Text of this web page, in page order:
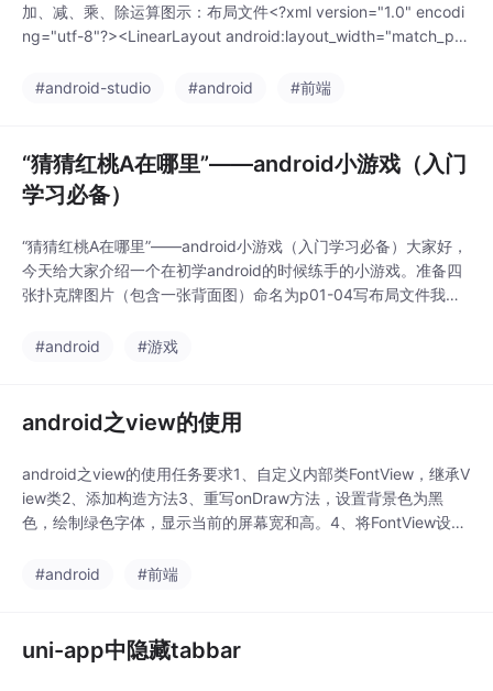
加、减、乘、除运算图示：布局文件<?xml version="1.0" encodi
ng="utf-8"?><LinearLayout android:layout_width="match_par
="#android-studio #android #前端
“猜猜红桃A在哪里”——android小游戏（入门
学习必备）
“猜猜红桃A在哪里”——android小游戏（入门学习必备）大家好，
今天给大家介绍一个在初学android的时候练手的小游戏。准备四
张扑克牌图片（包含一张背面图）命名为p01-04写布局文件我用
-8"?><LinearLayout android:layout_width="m
#android #游戏
android之view的使用
android之view的使用任务要求1、自定义内部类FontView，继承V
iew类2、添加构造方法3、重写onDraw方法，设置背景色为黑
色，绘制绿色字体，显示当前的屏幕宽和高。4、将FontView设置
“字体大小为50”2、设置消除锯齿，输出“消除字体锯齿后”1、在资
#android #前端
uni-app中隐藏tabbar